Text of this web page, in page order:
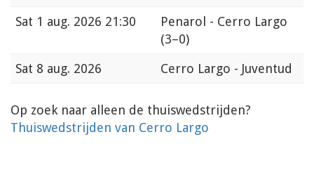
Sat 1 aug. 2026 21:30
Penarol - Cerro Largo
(3–0)
Sat 8 aug. 2026 Cerro Largo - Juventud
Op zoek naar alleen de thuiswedstrijden?
Thuiswedstrijden van Cerro Largo